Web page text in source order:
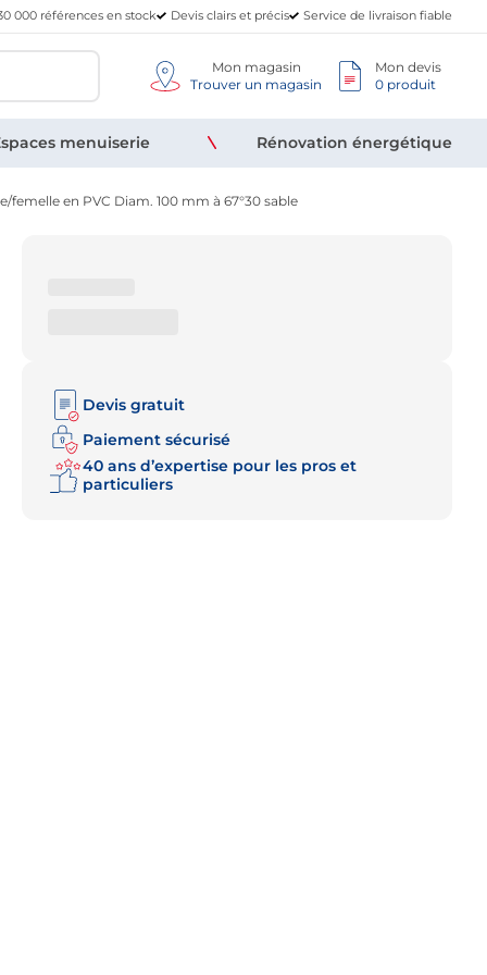
000 références en stock Devis clairs et précis Service de livraison fiable
Mon magasin
Trouver un magasin
Mon devis
0 produit
menuiserie Rénovation énergétique
en PVC Diam. 100 mm à 67°30 sable
Devis gratuit
Paiement sécurisé
40 ans d’expertise pour les pros et
particuliers